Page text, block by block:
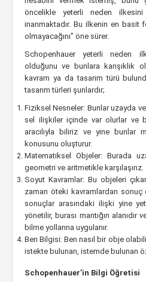
öncelikle yeterli neden
inanmaktadır. Bu ilkenin en basit
olmayacağını” öne sürer.
Schopenhauer yeterli neden
olduğunu ve bunlara karışıklık
kavram ya da tasarım türü
tasarım türleri şunlardır;
Fiziksel Nesneler: Bunlar uzayda
sel ilişkiler içinde var olurlar ve
aracılıyla biliriz ve yine bunlar
konusunu oluşturur.
Matematiksel Objeler: Burada
geometri ve aritmetikle karşılaşırız.
Soyut Kavramlar: Bu objeleri
zaman öteki kavramlardan sonuç
sonuçlar arasındaki ilişki yine
yönetilir, burası mantığın
bilme yollarına uygulanır.
Ben Bilgisi: Ben nasıl bir obje
istekte bulunan, istemde bulunan
Schopenhauer’in Bilgi Öğretisi